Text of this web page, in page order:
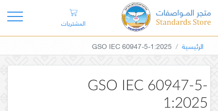
المشتريات
الرئيسية GSO IEC 60947-5-1:2025
GSO IEC 60947-5-
1:2025